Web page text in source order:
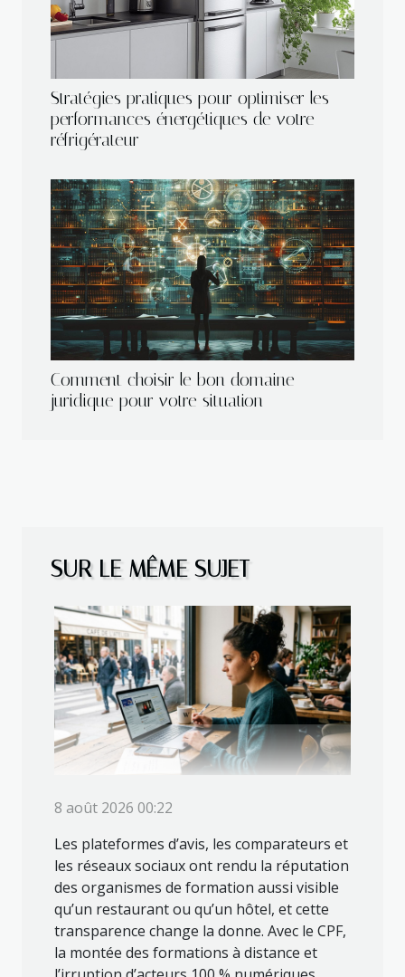
Stratégies pratiques pour optimiser les
performances énergétiques de votre
réfrigérateur
Comment choisir le bon domaine
juridique pour votre situation
SUR LE MÊME SUJET
8 août 2026 00:22
Les plateformes d’avis, les comparateurs et
les réseaux sociaux ont rendu la réputation
des organismes de formation aussi visible
qu’un restaurant ou qu’un hôtel, et cette
transparence change la donne. Avec le CPF,
la montée des formations à distance et